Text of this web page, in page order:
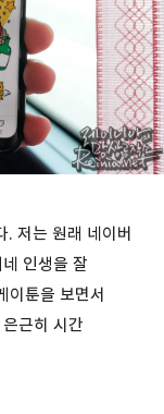
저는 원래 네이버
인생을 잘
이툰을 보면서
근히 시간